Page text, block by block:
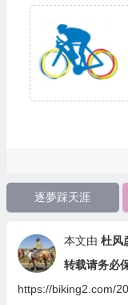
逐夢踩天涯
本文由 杜风
转载请务必
https://biking2.com/